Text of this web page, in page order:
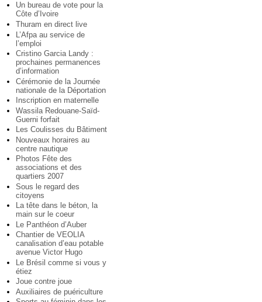
Un bureau de vote pour la
Côte d’Ivoire
Thuram en direct live
L’Afpa au service de
l’emploi
Cristino Garcia Landy :
prochaines permanences
d’information
Cérémonie de la Journée
nationale de la Déportation
Inscription en maternelle
Wassila Redouane-Saïd-
Guerni forfait
Les Coulisses du Bâtiment
Nouveaux horaires au
centre nautique
Photos Fête des
associations et des
quartiers 2007
Sous le regard des
citoyens
La tête dans le béton, la
main sur le coeur
Le Panthéon d’Auber
Chantier de VEOLIA
canalisation d’eau potable
avenue Victor Hugo
Le Brésil comme si vous y
étiez
Joue contre joue
Auxiliaires de puériculture